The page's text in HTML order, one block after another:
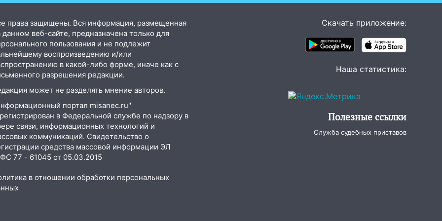
права защищены. Вся информация, размещенная
данном веб-сайте, предназначена только для
пользования и не подлежит
воспроизведению и/или
в какой-либо форме, иначе как с
разрешения редакции.
может не разделять мнение авторов.
портал misanec.ru"
в Федеральной службе по надзору в
связи, информационных технологий и
коммуникаций. Свидетельство о
средства массовой информации ЭЛ
77 - 61045 от 05.03.2015
в отношении обработки персональных
Скачать приложение:
Наша статистика:
Полезные ссылки
Служба судебных приставов